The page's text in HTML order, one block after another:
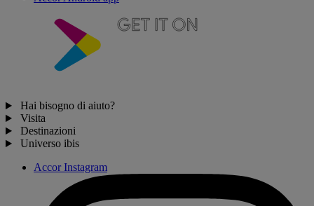
Hai bisogno di aiuto?
Visita
Destinazioni
Universo ibis
Accor Instagram